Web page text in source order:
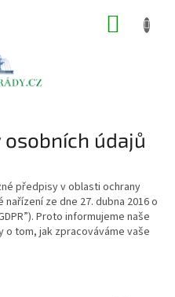
údajů
předpisy v oblasti ochrany
ze dne 27. dubna 2016 o
Proto informujeme naše
o tom, jak zpracováváme vaše